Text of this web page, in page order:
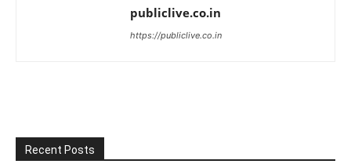
publiclive.co.in
https://publiclive.co.in
Recent Posts